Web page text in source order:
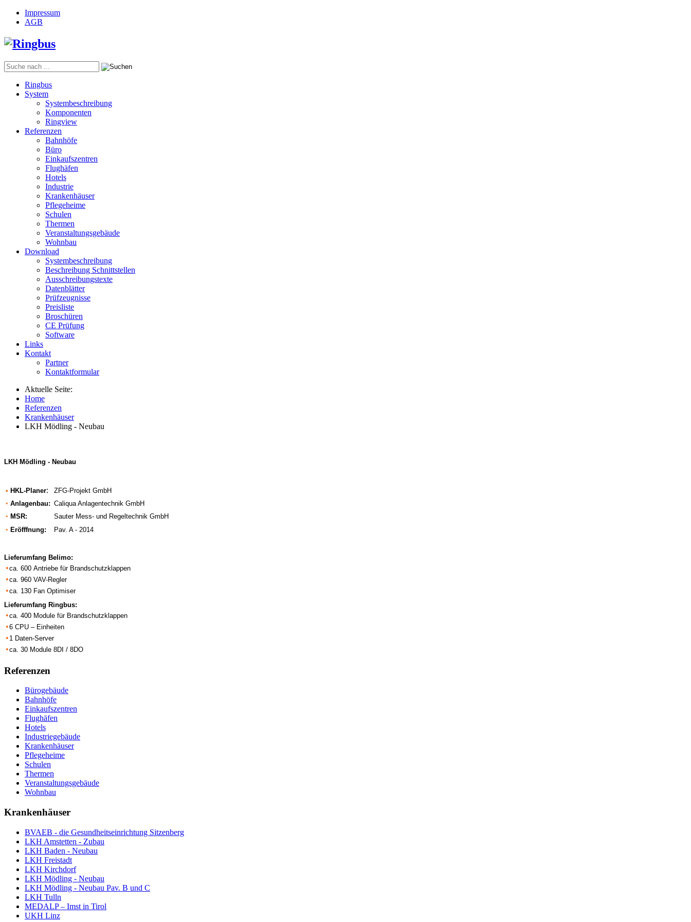
Impressum
AGB
Ringbus
System
Systembeschreibung
Komponenten
Ringview
Referenzen
Bahnhöfe
Büro
Einkaufszentren
Flughäfen
Hotels
Industrie
Krankenhäuser
Pflegeheime
Schulen
Thermen
Veranstaltungsgebäude
Wohnbau
Download
Systembeschreibung
Beschreibung Schnittstellen
Ausschreibungstexte
Datenblätter
Prüfzeugnisse
Preisliste
Broschüren
CE Prüfung
Software
Links
Kontakt
Partner
Kontaktformular
Aktuelle Seite:
Home
Referenzen
Krankenhäuser
LKH Mödling - Neubau
LKH Mödling - Neubau
• HKL-Planer:
ZFG-Projekt GmbH
• Anlagenbau: Caliqua Anlagentechnik GmbH
• MSR:
Sauter Mess- und Regeltechnik GmbH
• Eröfffnung: Pav. A - 2014
Lieferumfang Belimo:
•
ca. 600 Antriebe für Brandschutzklappen
•ca. 960 VAV-Regler
•ca. 130 Fan Optimiser
Lieferumfang Ringbus:
•
ca. 400 Module für Brandschutzklappen
•6 CPU – Einheiten
• 1 Daten-Server
•ca. 30 Module 8DI / 8DO
Referenzen
Bürogebäude
Bahnhöfe
Einkaufszentren
Flughäfen
Hotels
Industriegebäude
Krankenhäuser
Pflegeheime
Schulen
Thermen
Veranstaltungsgebäude
Wohnbau
Krankenhäuser
BVAEB - die Gesundheitseinrichtung Sitzenberg
LKH Amstetten - Zubau
LKH Baden - Neubau
LKH Freistadt
LKH Kirchdorf
LKH Mödling - Neubau
LKH Mödling - Neubau Pav. B und C
LKH Tulln
MEDALP – Imst in Tirol
UKH Linz